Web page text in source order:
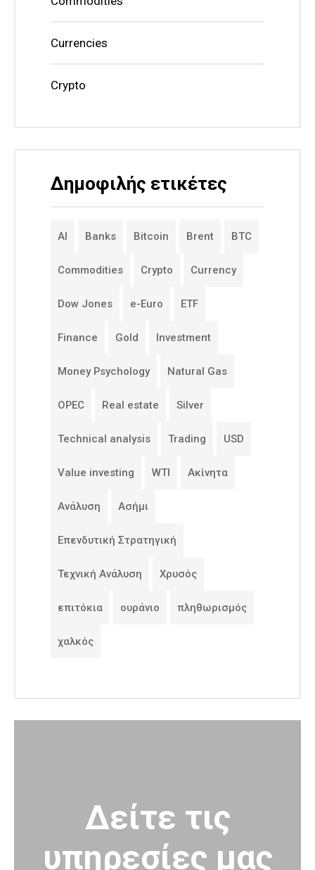
Currencies
Crypto
Δημοφιλής ετικέτες
AI Banks Bitcoin Brent BTC
Commodities Crypto Currency
Dow Jones e-Euro ETF
Finance Gold Investment
Money Psychology Natural Gas
OPEC Real estate Silver
Technical analysis Trading USD
Value investing WTI Ακίνητα
Ανάλυση Ασήμι
Επενδυτική Στρατηγική
Τεχνική Ανάλυση Χρυσός
επιτόκια ουράνιο πληθωρισμός
χαλκός
Δείτε τις
υπηρεσίες μας